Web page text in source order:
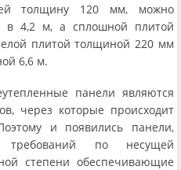
толщину 120 мм, можно
в 4,2 м, а сплошной плитой
плитой толщиной 220 мм
6,6 м.
панели являются
через которые происходит
и появились панели,
требований по несущей
степени обеспечивающие